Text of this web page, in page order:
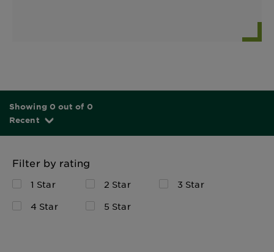
Showing 0 out of 0
Recent
Filter by rating
1 Star 2 Star
3 Star
4 Star
5 Star